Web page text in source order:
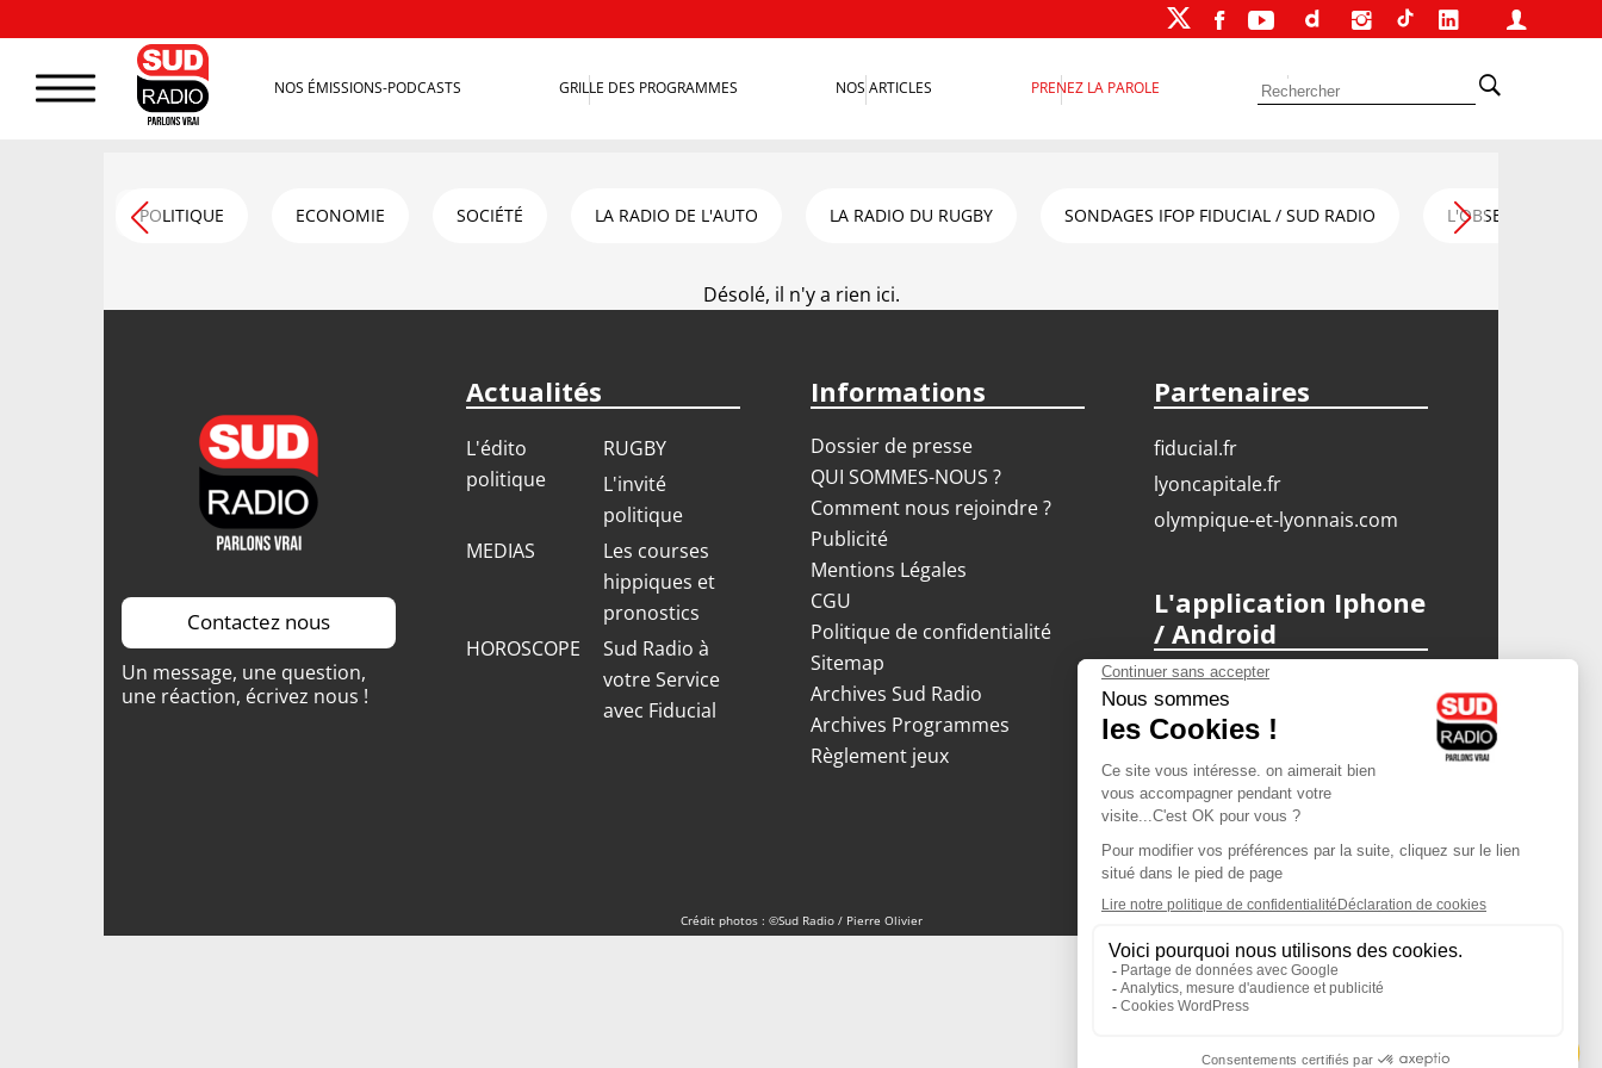
NOS ÉMISSIONS-PODCASTS GRILLE DES PROGRAMMES NOS ARTICLES PRENEZ LA PAROLE
POLITIQUE ECONOMIE SOCIÉTÉ LA RADIO DE L'AUTO LA RADIO DU RUGBY SONDAGES IFOP FIDUCIAL / SUD RADIO L'OBSERVATOIRE
Désolé, il n'y a rien ici.
Contactez nous
Un message, une question,
une réaction, écrivez nous !
Actualités
L'édito
politique
RUGBY
L'invité
politique
MEDIAS
Les courses
hippiques et
pronostics
HOROSCOPE
Sud Radio à
votre Service
avec Fiducial
Informations
Dossier de presse
QUI SOMMES-NOUS ?
Comment nous rejoindre ?
Publicité
Mentions Légales
CGU
Politique de confidentialité
Sitemap
Archives Sud Radio
Archives Programmes
Règlement jeux
Partenaires
fiducial.fr
lyoncapitale.fr
olympique-et-lyonnais.com
L'application Iphone
/ Android
Téléchargez l'application
Les cookies
Gestion des cookies
Crédit photos : ©Sud Radio / Pierre Olivier